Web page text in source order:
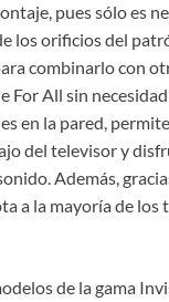
pues sólo es
los orificios del
combinarlo con
For All sin
en la pared,
del televisor y
Además,
a la mayoría de los
de la gama